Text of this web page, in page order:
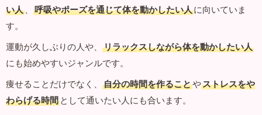
い人 、 呼吸やポーズを通じて体を動かしたい人に向いていま
す。
運動が久しぶりの人や、
リラックスしながら体を動かしたい人
にも始めやすいジャンルです。
痩せることだけでなく、
自分の時間を作ることやストレスをや
わらげる時間 として通いたい人にも合います。